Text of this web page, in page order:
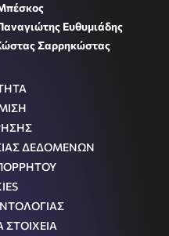
Ευθυμιάδης
Σαρρηκώστας
ΔΕΔΟΜΕΝΩΝ